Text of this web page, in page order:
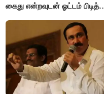
கைது என்றவுடன் ஓட்டம் பிடித்த